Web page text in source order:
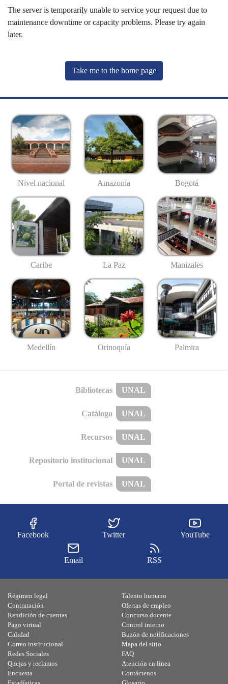
The server is temporarily unable to service your request due to
maintenance downtime or capacity problems. Please try again
later.
Take me to the home page
Nivel nacional Amazonía Bogotá
Caribe La Paz Manizales
Medellín Orinoquía Palmira
Bibliotecas UNAL
Catálogo UNAL
Recursos UNAL
Repositorio institucional UNAL
Portal de revistas UNAL
Facebook Twitter YouTube
Email RSS
Régimen legal
Contratación
Rendición de cuentas
Pago virtual
Calidad
Talento humano
Ofertas de empleo
Concurso docente
Control interno
Buzón de notificaciones
Correo institucional
Redes Sociales
Quejas y reclamos
Encuesta
Mapa del sitio
FAQ
Atención en línea
Contáctenos